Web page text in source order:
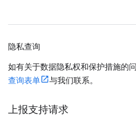
隐私查询
如有关于数据隐私权和保护措施的
查询表单
与我们联系。
上报支持请求